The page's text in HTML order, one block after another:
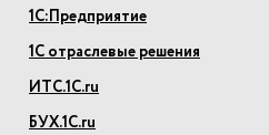
1С:Предприятие
1С отраслевые решения
ИТС.1С.ru
БУХ.1С.ru